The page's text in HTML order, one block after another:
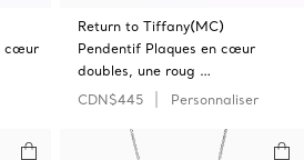
cœur
Return to Tiffany(MC)
Pendentif Plaques en cœur
doubles, une roug …
CDN$445
Personnaliser